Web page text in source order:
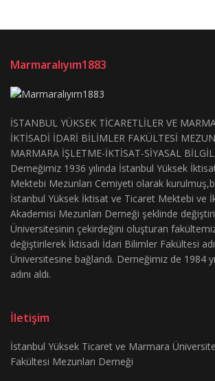
Marmaralıyım1883
İSTANBUL YÜKSEK TİCARETLİLER VE
İKTİSADİ İDARİ BİLİMLER FAKÜLTESİ
MARMARA İŞLETME-İKTİSAT-SİYASAL
Derneğimiz 1936 yılında İstanbul Yüksek
Mektebi Mezunları Cemiyeti olarak
İstanbul Yüksek İktisat ve Ticaret Mektebi ve
Akademisi Mezunları Derneği şeklinde
Üniversitesinin çekirdeğini oluşturan
değiştirilerek İktisadi İdari Bilimler Fakültesi
Üniversitesine bağlandı. Derneğimiz de 1984
adını aldı.
İletişim
İstanbul Yüksek Ticaret ve Marmara
Fakültesi Mezunları Derneği